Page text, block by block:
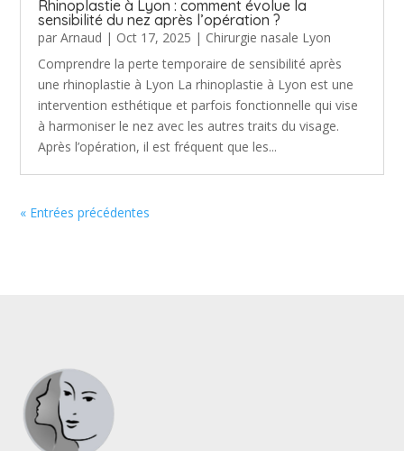
Rhinoplastie à Lyon : comment évolue la
sensibilité du nez après l’opération ?
parArnaud | Oct 17, 2025 | Chirurgie nasale Lyon
Comprendre la perte temporaire de sensibilité après
une rhinoplastie à Lyon La rhinoplastie à Lyon est une
intervention esthétique et parfois fonctionnelle qui vise
à harmoniser le nez avec les autres traits du visage.
Après l’opération, il est fréquent que les...
« Entrées précédentes